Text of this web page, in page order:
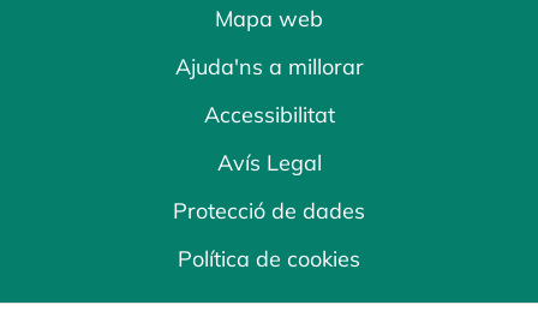
Mapa web
Ajuda'ns a millorar
Accessibilitat
Avís Legal
Protecció de dades
Política de cookies